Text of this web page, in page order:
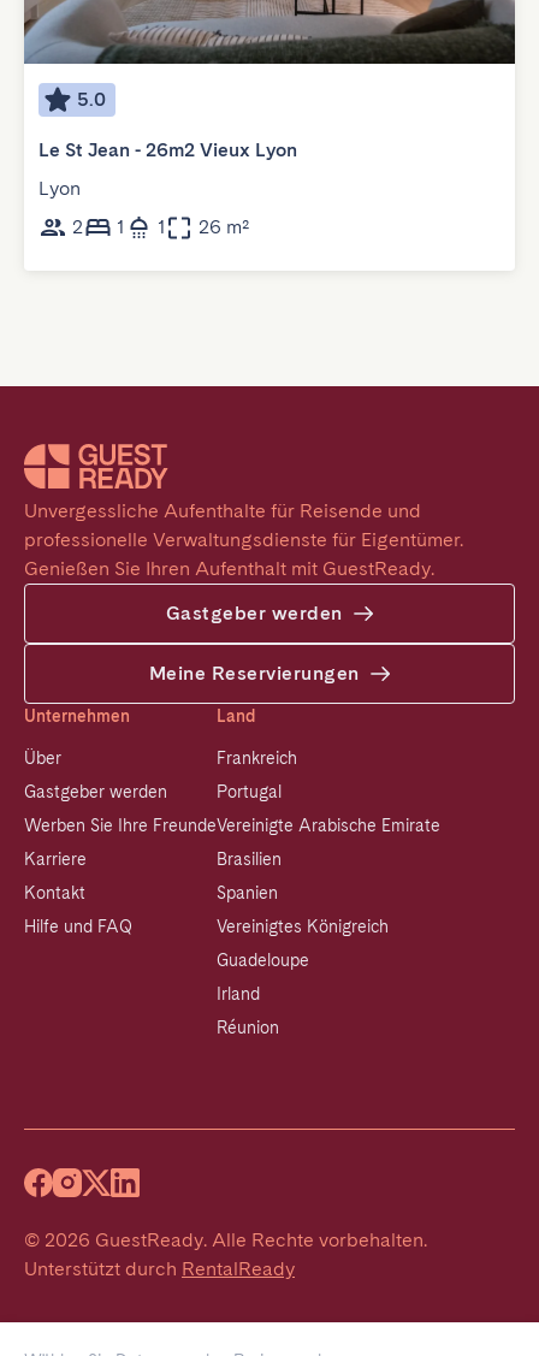
5.0
Le St Jean - 26m2 Vieux Lyon
Lyon
2
1 1 26 m²
Unvergessliche Aufenthalte für Reisende und
professionelle Verwaltungsdienste für Eigentümer.
Genießen Sie Ihren Aufenthalt mit GuestReady.
Gastgeber werden
Meine Reservierungen
Unternehmen
Über
Gastgeber werden
Werben Sie Ihre Freunde
Karriere
Kontakt
Hilfe und FAQ
Land
Frankreich
Portugal
Vereinigte Arabische Emirate
Brasilien
Spanien
Vereinigtes Königreich
Guadeloupe
Irland
Réunion
© 2026 GuestReady. Alle Rechte vorbehalten.
Unterstützt durch RentalReady